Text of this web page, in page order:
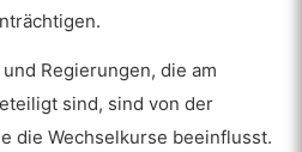
Regierungen, die am
sind, sind von der
die Wechselkurse beeinflusst.